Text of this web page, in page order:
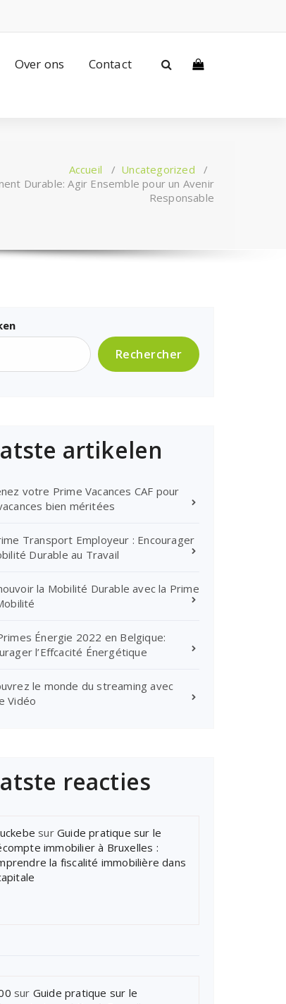
Over ons Contact
Accueil / Uncategorized /
Durable: Agir Ensemble pour un Avenir
Responsable
Rechercher
artikelen
votre Prime Vacances CAF pour
bien méritées
Transport Employeur : Encourager
Durable au Travail
la Mobilité Durable avec la Prime
Énergie 2022 en Belgique:
l’Effcacité Énergétique
le monde du streaming avec
Vidéo
reacties
sur Guide pratique sur le
immobilier à Bruxelles :
la fiscalité immobilière dans
sur Guide pratique sur le